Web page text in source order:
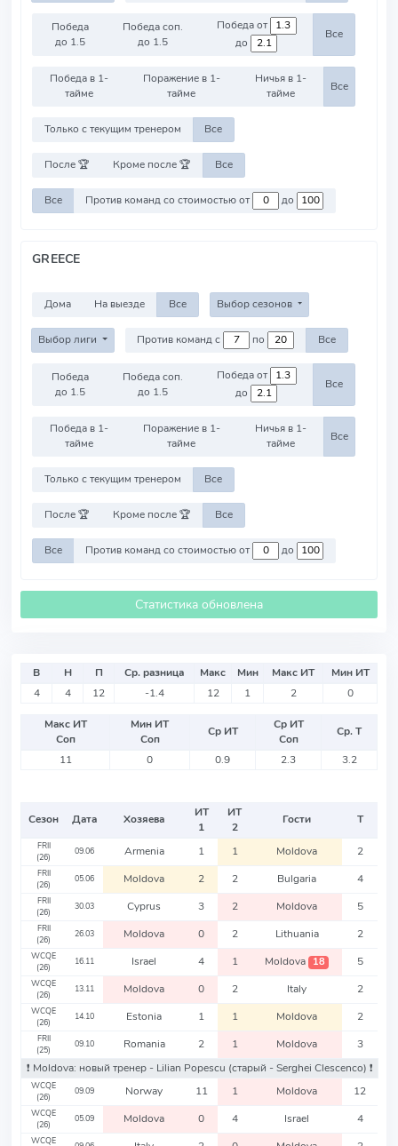
Победа
до 1.5
Победа соп.
до 1.5
Победа от
до
Все
Победа в 1-
тайме
Поражение в 1-
тайме
Ничья в 1-
тайме
Все
Только с текущим тренером Все
После 🏆 Кроме после 🏆 Все
Все Против команд со стоимостью от до
GREECE
Дома На выезде Все Выбор сезонов
Выбор лиги Против команд с по Все
Победа
до 1.5
Победа соп.
до 1.5
Победа от
до
Все
Победа в 1-
тайме
Поражение в 1-
тайме
Ничья в 1-
тайме
Все
Только с текущим тренером Все
После 🏆 Кроме после 🏆 Все
Все Против команд со стоимостью от до
Статистика обновлена
В Н П Ср. разница Макс Мин Макс ИТ
Мин ИТ
4
4 12 -1.4 12 1 2 0
Макс ИТ
Соп
Мин ИТ
Соп
Ср ИТ
Ср ИТ
Соп
Ср. Т
11
0 0.9 2.3 3.2
Сезон Дата Хозяева
ИТ
1
ИТ
2
Гости Т
FRII
(26)
09.06 Armenia 1 1 Moldova 2
FRII
(26)
05.06 Moldova 2 2 Bulgaria 4
FRII
(26)
30.03 Cyprus 3 2 Moldova 5
FRII
(26)
26.03 Moldova 0 2 Lithuania 2
WCQE
(26)
16.11 Israel 4 1 Moldova 18 5
WCQE
(26)
13.11 Moldova 0 2 Italy 2
WCQE
(26)
14.10 Estonia 1 1 Moldova 2
FRII
(25)
09.10 Romania 2 1 Moldova
3
❗️ Moldova: новый тренер - Lilian Popescu (старый - Serghei Clescenco) ❗️
WCQE
(26)
09.09 Norway 11 1 Moldova 12
WCQE
(26)
05.09 Moldova 0 4 Israel 4
WCQE